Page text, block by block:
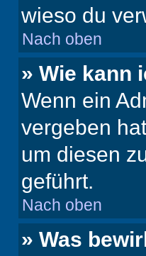
wieso du
Nach oben
» Wie kann
Wenn ein
vergeben
um diesen
geführt.
Nach oben
» Was